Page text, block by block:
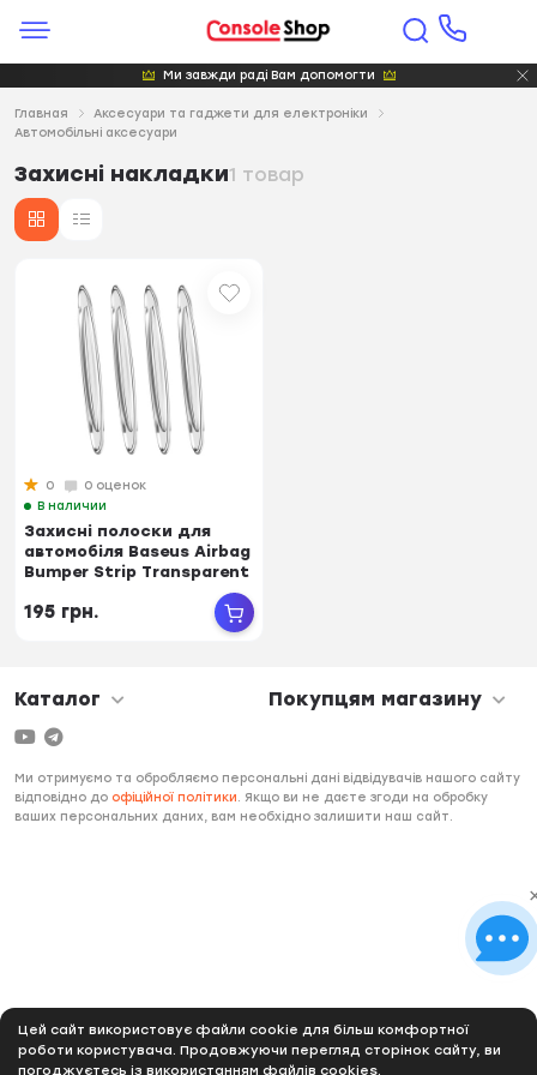
Цей сайт використовує файли cookie для більш комфортної
роботи користувача. Продовжуючи перегляд сторінок сайту, ви
погоджуєтесь із використанням файлів cookies.
Ми завжди раді Вам допомогти
Главная
Аксесуари та гаджети для електроніки
Автомобільні аксесуари
Захисні накладки1 товар
0
0 оценок
В наличии
Захисні полоски для
автомобіля Baseus Airbag
Bumper Strip Transparent
195 грн.
Каталог Покупцям магазину
Ми отримуємо та обробляємо персональні дані відвідувачів нашого сайту
відповідно до офіційної політики. Якщо ви не даєте згоди на обробку
ваших персональних даних, вам необхідно залишити наш сайт.